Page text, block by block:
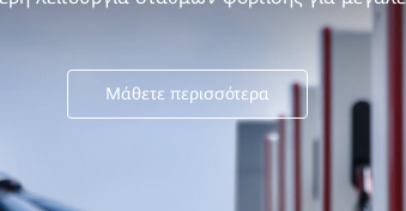
Μάθετε περισσότερα